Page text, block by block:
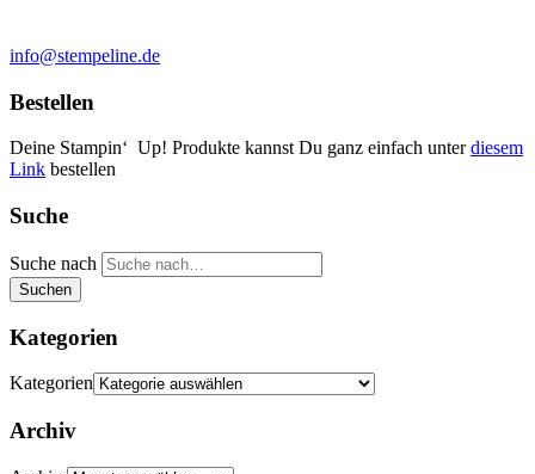
info@stempeline.de
Bestellen
Deine Stampin‘ Up! Produkte kannst Du ganz einfach unterdiesem
Link bestellen
Suche
Suche nach
Suchen
Kategorien
Kategorien
Archiv